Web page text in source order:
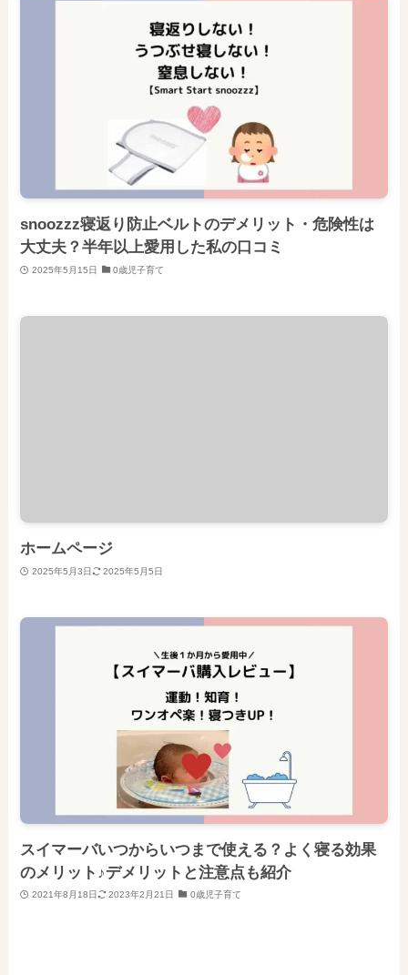
snoozzz寝返り防止ベルトのデメリット・危険性は
大丈夫？半年以上愛用した私の口コミ
2025年5月15日 0歳児子育て
ホームページ
2025年5月3日 2025年5月5日
スイマーバいつからいつまで使える？よく寝る効果
のメリット♪デメリットと注意点も紹介
2021年8月18日 2023年2月21日 0歳児子育て